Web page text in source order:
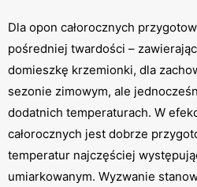
Dla opon całorocznych
pośredniej twardości –
domieszkę krzemionki, dla
sezonie zimowym, ale
dodatnich temperaturach. W
całorocznych jest dobrze
temperatur najczęściej
umiarkowanym. Wyzwanie